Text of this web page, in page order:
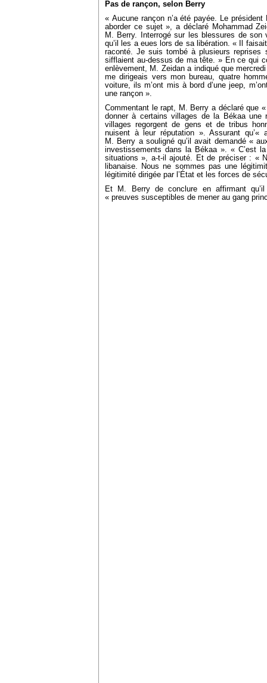
Pas de rançon, selon Berry
« Aucune rançon n’a été payée. Le
aborder ce sujet », a déclaré Mohammad
M. Berry. Interrogé sur les blessures de son
qu’il les a eues lors de sa libération. « Il
raconté. Je suis tombé à plusieurs
sifflaient au-dessus de ma tête. » En ce qui
enlèvement, M. Zeidan a indiqué que
me dirigeais vers mon bureau, quatre
voiture, ils m’ont mis à bord d’une jeep,
une rançon ».
Commentant le rapt, M. Berry a déclaré que
donner à certains villages de la Békaa une
villages regorgent de gens et de tribus
nuisent à leur réputation ». Assurant qu’«
M. Berry a souligné qu’il avait demandé «
investissements dans la Békaa ». « C’est
situations », a-t-il ajouté. Et de préciser : «
libanaise. Nous ne sommes pas une
légitimité dirigée par l’État et les forces de
Et M. Berry de conclure en affirmant
« preuves susceptibles de mener au gang